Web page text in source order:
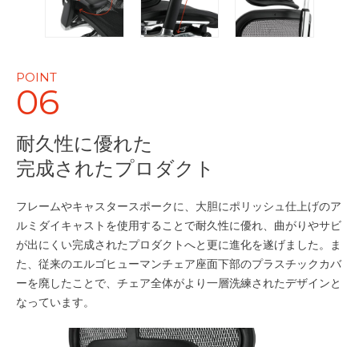
POINT
06
耐久性に優れた
完成されたプロダクト
フレームやキャスタースポークに、大胆にポリッシュ仕上げのア
ルミダイキャストを使用することで耐久性に優れ、曲がりやサビ
が出にくい完成されたプロダクトへと更に進化を遂げました。ま
た、従来のエルゴヒューマンチェア座面下部のプラスチックカバ
ーを廃したことで、チェア全体がより一層洗練されたデザインと
なっています。